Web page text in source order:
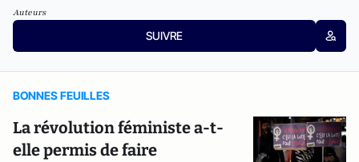
Auteurs
SUIVRE
BONNES FEUILLES
La révolution féministe a-t-
elle permis de faire